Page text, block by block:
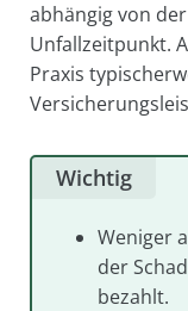
abhängig von
Unfallzeitpunkt.
Praxis
Wichtig
Weniger
der
bezahlt.